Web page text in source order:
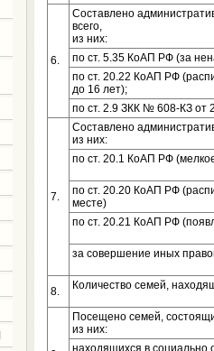
6.
Составлено
всего,
из них:
по ст. 5.35 КоАП РФ (за
по ст. 20.22 КоАП РФ
до 16 лет);
по ст. 2.9 ЗКК № 608-КЗ от
7.
Составлено
из них:
по ст. 20.1 КоАП РФ
по ст. 20.20 КоАП РФ
месте)
по ст. 20.21 КоАП РФ
за совершение иных
8. Количество семей,
Посещено семей,
из них:
находящихся в социально